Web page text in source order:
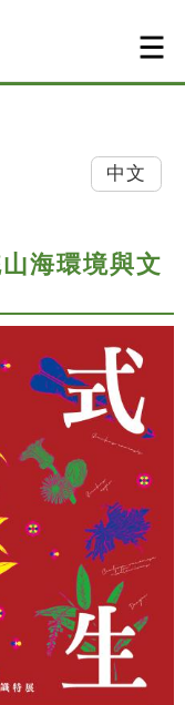
中文
海環境與文